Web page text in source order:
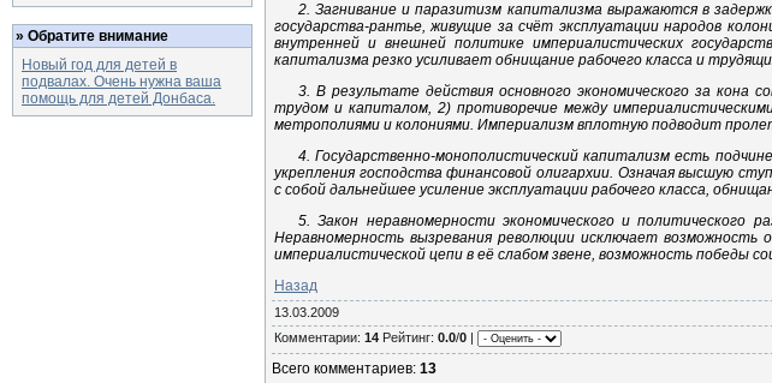
» Обратите внимание
Новый год для детей в
подвалах. Очень нужна ваша
помощь для детей Донбаса.
2. Загнивание и паразитизм капитализма выражаются в
государства-рантье, живущие за счёт эксплуатации народов
внутренней и внешней политике империалистических
капитализма резко усиливает обнищание рабочего класса и
3. В результате действия основного экономического за кона
трудом и капиталом, 2) противоречие между
метрополиями и колониями. Империализм вплотную подводит
4. Государственно-монополистический капитализм есть
укрепления господства финансовой олигархии. Означая высшую
с собой дальнейшее усиление эксплуатации рабочего класса,
5. Закон неравномерности экономического и политического
Неравномерность вызревания революции исключает
империалистической цепи в её слабом звене, возможность победы
Назад
13.03.2009
Комментарии: 14 Рейтинг: 0.0/0 |
Всего комментариев: 13